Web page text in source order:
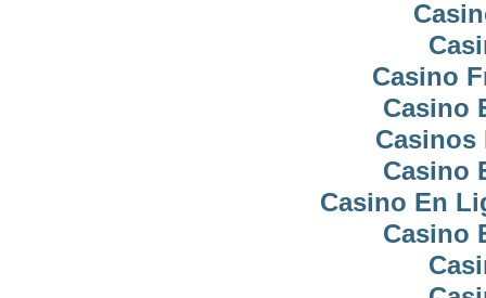
Casino
Casino
Casinos
Casino
Casino En
Casino